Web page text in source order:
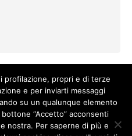
profilazione, propri e di terze
e per inviarti messaggi
su un qualunque elemento
“Accetto” acconsenti
nostra. Per saperne di più e